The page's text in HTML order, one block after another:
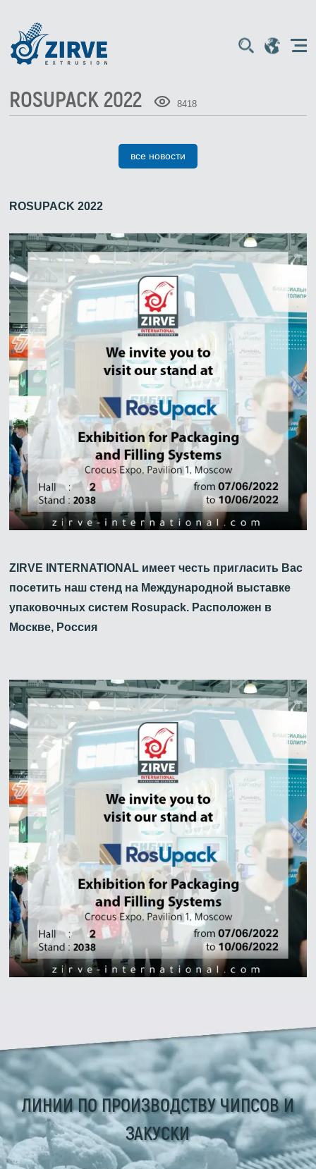
ROSUPACK 2022 8418
все новости
ROSUPACK 2022
ZIRVE INTERNATIONAL имеет честь пригласить Вас
посетить наш стенд на Международной выставке
упаковочных систем Rosupack. Расположен в
Москве, Россия
ЛИНИИ ПО ПРОИЗВОДСТВУ ЧИПСОВ И
ЗАКУСКИ
Zirve Extrussion
Мы ответим как можно скорее